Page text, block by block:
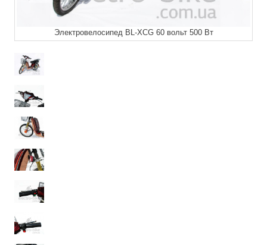
Электровелосипед BL-ХCG 60 вольт 500 Вт